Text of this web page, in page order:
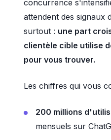
concurrence
attendent des signaux
surtout : une part
clientèle cible utilise
pour vous trouver.
Les chiffres qui vous
200 millions
mensuels sur